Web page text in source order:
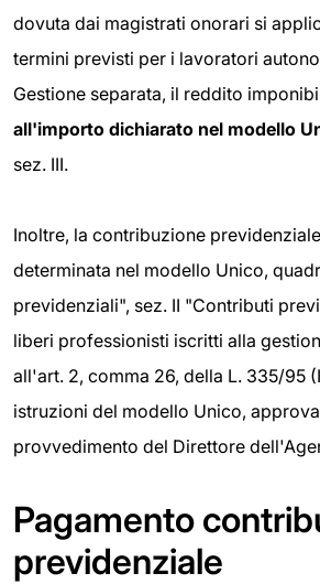
dovuta dai magistrati onorari si
termini previsti per i lavoratori
Gestione separata, il reddito
all'importo dichiarato nel modello
sez. III.
Inoltre, la contribuzione
determinata nel modello Unico,
previdenziali", sez. II "Contributi
liberi professionisti iscritti alla
all'art. 2, comma 26, della L. 335/95
istruzioni del modello Unico,
provvedimento del Direttore
Pagamento
previdenziale